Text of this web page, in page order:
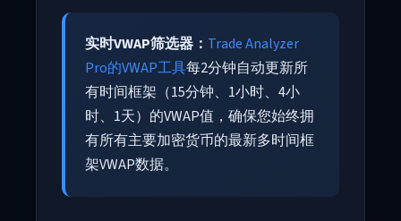
实时VWAP筛选器： Trade Analyzer
Pro的VWAP工具每2分钟自动更新所
有时间框架（15分钟、1小时、4小
时、1天）的VWAP值，确保您始终拥
有所有主要加密货币的最新多时间框
架VWAP数据。